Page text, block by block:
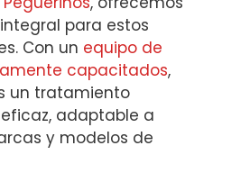
para estos
Con un equipo de
capacitados,
un tratamiento
adaptable a
y modelos de